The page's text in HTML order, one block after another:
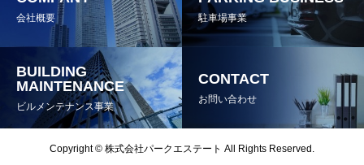
会社概要 駐車場事業
BUILDING
MAINTENANCE
ビルメンテナンス事業
CONTACT
お問い合わせ
Copyright © 株式会社パークエステート All Rights Reserved.